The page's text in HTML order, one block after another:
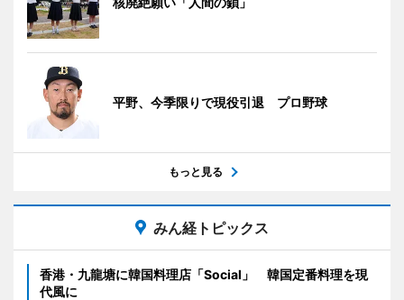
平野、今季限りで現役引退 プロ野球
もっと見る
みん経トピックス
香港・九龍塘に韓国料理店「Social」 韓国定番料理を現
代風に